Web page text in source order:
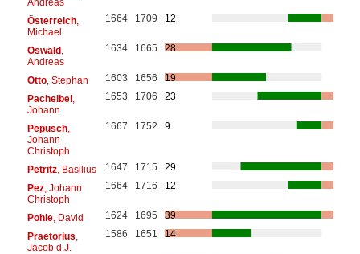
Österreich,
Michael
1664 1709 12
Oswald,
Andreas
1634 1665 28
Otto, Stephan 1603 1656
19
Pachelbel,
Johann
1653 1706 23
Pepusch,
Johann
Christoph
1667 1752 9
Petritz, Basilius 1647 1715
29
Pez, Johann
Christoph
1664 1716 12
Pohle, David 1624 1695
39
Praetorius
Jacob d.J.
1586 1651 14